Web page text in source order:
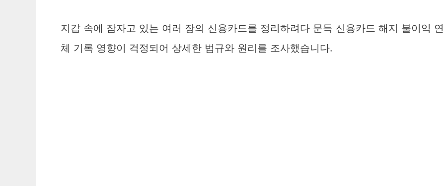
지갑 속에 잠자고 있는 여러 장의 신용카드를 정리하려다 문득 신용카드 해지 불이익 연
체 기록 영향이 걱정되어 상세한 법규와 원리를 조사했습니다.